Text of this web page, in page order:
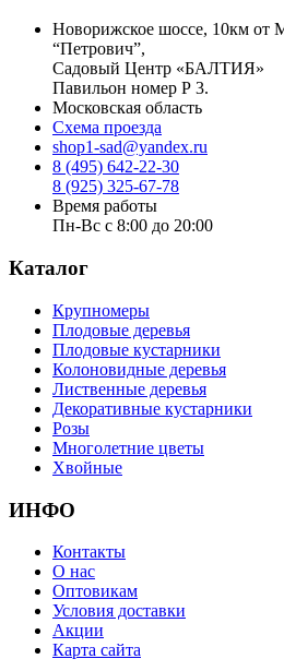
Новорижское шоссе, 10км от
“Петрович”,
Садовый Центр «БАЛТИЯ»
Павильон номер Р 3.
Московская область
Схема проезда
shop1-sad@yandex.ru
8 (495) 642-22-30
8 (925) 325-67-78
Время работы
Пн-Вс с 8:00 до 20:00
Каталог
Крупномеры
Плодовые деревья
Плодовые кустарники
Колоновидные деревья
Лиственные деревья
Декоративные кустарники
Розы
Многолетние цветы
Хвойные
ИНФО
Контакты
О нас
Оптовикам
Условия доставки
Акции
Карта сайта